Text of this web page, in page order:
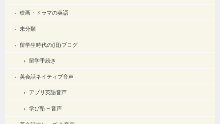
映画・ドラマの英語
未分類
留学生時代の(旧)ブログ
留学手続き
英会話ネイティブ音声
アプリ英語音声
学び塾 – 音声